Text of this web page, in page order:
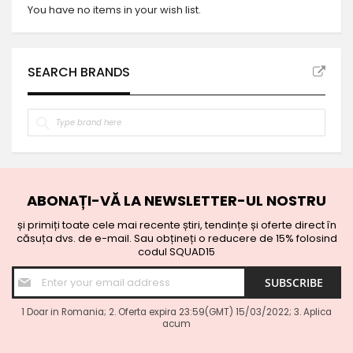
You have no items in your wish list.
SEARCH BRANDS
ABONAȚI-VĂ LA NEWSLETTER-UL NOSTRU
și primiți toate cele mai recente știri, tendințe și oferte direct în
căsuța dvs. de e-mail. Sau obțineți o reducere de 15% folosind
codul SQUAD15
Sign
Up
for
Our
Newsletter:
SUBSCRIBE
1 Doar in Romania; 2. Oferta expira 23:59(GMT) 15/03/2022; 3. Aplica
acum